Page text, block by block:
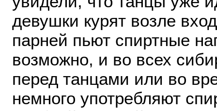
девушки курят возле
парней пьют спиртные
возможно, и во всех
перед танцами или во
немного употребляют